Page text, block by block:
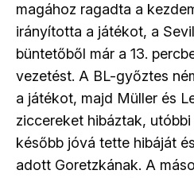
magához ragadta a
irányította a játékot, a
büntetőből már a 13.
vezetést. A BL-győztes
a játékot, majd Müller és
ziccereket hibáztak,
később jóvá tette hibáját
adott Goretzkának. A